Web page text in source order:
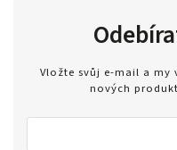
Vložte svůj e-mail a my
nových